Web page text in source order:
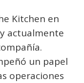
Kitchen en
actualmente
un papel
operaciones